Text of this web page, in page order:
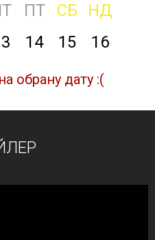
ПТ СБ
НД
14 15 16
обрану дату :(